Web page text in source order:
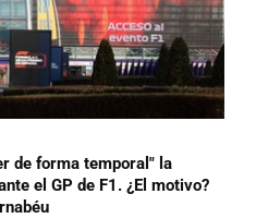
de forma temporal" la
el GP de F1. ¿El motivo?